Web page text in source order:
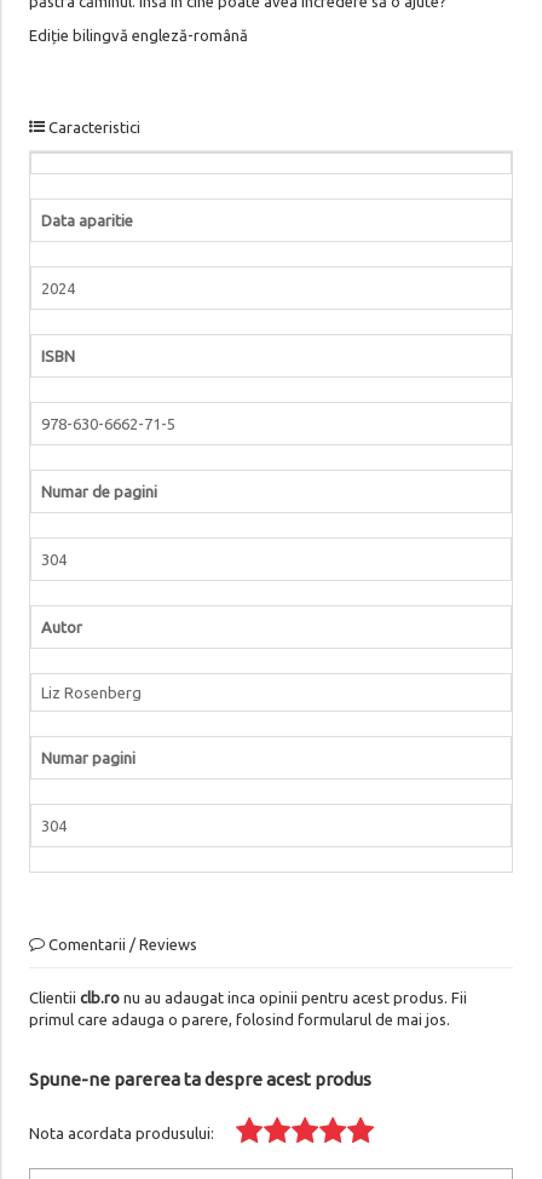
Ediție bilingvă engleză-română
Caracteristici
Data aparitie
2024
ISBN
978-630-6662-71-5
Numar de pagini
304
Autor
Liz Rosenberg
Numar pagini
304
Comentarii / Reviews
Clientii clb.ronu au adaugat inca opinii pentru acest produs. Fii
primul care adauga o parere, folosind formularul de mai jos.
Spune-ne parerea ta despre acest produs
Nota acordata produsului: